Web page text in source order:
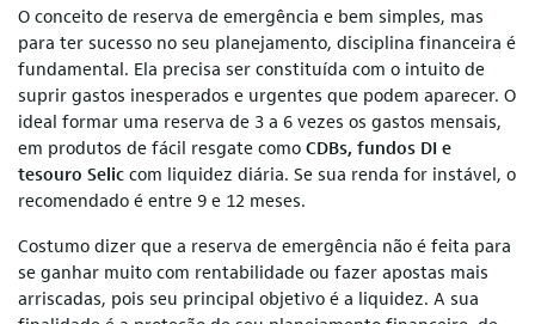
O conceito de reserva de emergência e bem simples, mas
para ter sucesso no seu planejamento, disciplina financeira é
fundamental. Ela precisa ser constituída com o intuito de
suprir gastos inesperados e urgentes que podem aparecer. O
ideal formar uma reserva de 3 a 6 vezes os gastos mensais,
em produtos de fácil resgate como CDBs, fundos DI e
tesouro Selic com liquidez diária. Se sua renda for instável, o
recomendado é entre 9 e 12 meses.
Costumo dizer que a reserva de emergência não é feita para
se ganhar muito com rentabilidade ou fazer apostas mais
arriscadas, pois seu principal objetivo é a liquidez. A sua